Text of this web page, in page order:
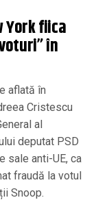
York fiica
în
aflată în
Cristescu
al
deputat PSD
sale anti-UE, ca
fraudă la votul
Snoop.